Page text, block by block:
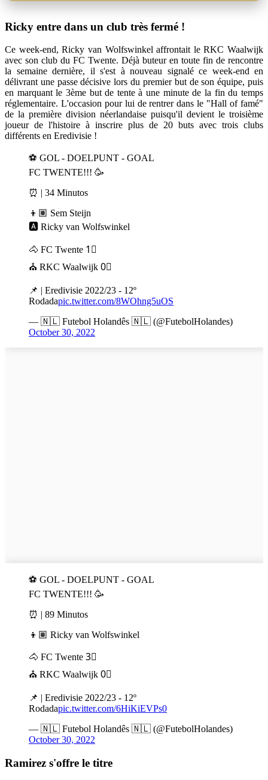
Ricky entre dans un club très fermé !
Ce week-end, Ricky van Wolfswinkel affrontait le RKC Waalwijk
avec son club du FC Twente. Déjà buteur en toute fin de rencontre
la semaine dernière, il s'est à nouveau signalé ce week-end en
délivrant une passe décisive lors du premier but de son équipe, puis
en marquant le 3ème but de tente à une minute de la fin du temps
réglementaire. L'occasion pour lui de rentrer dans le "Hall of famé"
de la première division néerlandaise puisqu'il devient le troisième
joueur de l'histoire à inscrire plus de 20 buts avec trois clubs
différents en Eredivisie !
⚽ GOL - DOELPUNT - GOAL
FC TWENTE!!! 🥳
⏰ | 34 Minutos
👦🏽 Sem Steijn
🅰 Ricky van Wolfswinkel
🐴 FC Twente 1⃣
⛪ RKC Waalwijk 0⃣
📌 | Eredivisie 2022/23 - 12º
Rodadapic.twitter.com/8WOhng5uOS
— 🇳🇱 Futebol Holandês 🇳🇱 (@FutebolHolandes)
October 30, 2022
⚽ GOL - DOELPUNT - GOAL
FC TWENTE!!! 🥳
⏰ | 89 Minutos
👦🏽 Ricky van Wolfswinkel
🐴 FC Twente 3⃣
⛪ RKC Waalwijk 0⃣
📌 | Eredivisie 2022/23 - 12º
Rodadapic.twitter.com/6HiKiEVPs0
— 🇳🇱 Futebol Holandês 🇳🇱 (@FutebolHolandes)
October 30, 2022
Ramirez s'offre le titre